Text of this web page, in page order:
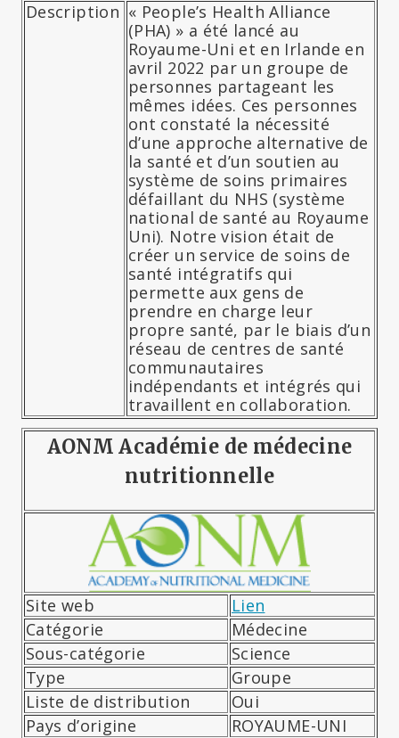
Description « People’s Health Alliance
(PHA) » a été lancé au
Royaume-Uni et en Irlande en
avril 2022 par un groupe de
personnes partageant les
mêmes idées. Ces personnes
ont constaté la nécessité
d’une approche alternative de
la santé et d’un soutien au
système de soins primaires
défaillant du NHS (système
national de santé au Royaume
Uni). Notre vision était de
créer un service de soins de
santé intégratifs qui
permette aux gens de
prendre en charge leur
propre santé, par le biais d’un
réseau de centres de santé
communautaires
indépendants et intégrés qui
travaillent en collaboration.
AONM Académie de médecine
nutritionnelle
Site web
Lien
Catégorie
Médecine
Sous-catégorie
Science
Type
Groupe
Liste de distribution
Oui
Pays d’origine
ROYAUME-UNI